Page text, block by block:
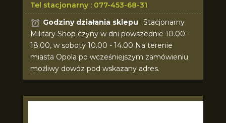
Tel stacjonarny : 077-453-68-31
Godziny działania sklepu
Stacjonarny
Military Shop czyny w dni powszednie 10.00 -
18.00, w soboty 10.00 - 14.00 Na terenie
miasta Opola po wcześniejszym zamówieniu
możliwy dowóz pod wskazany adres.